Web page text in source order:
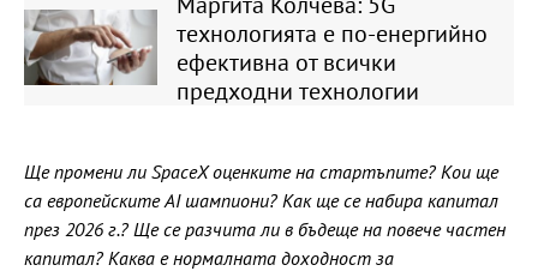
технологията е по-енергийно
ефективна от всички
предходни технологии
Ще промени ли SpaceX оценките на стартъпите? Кои ще
са европейските AI шампиони? Как ще се набира капитал
през 2026 г.? Ще се разчита ли в бъдеще на повече частен
капитал? Каква е нормалната доходност за